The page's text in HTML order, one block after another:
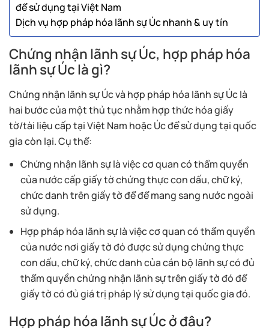
để sử dụng tại Việt Nam
Dịch vụ hợp pháp hóa lãnh sự Úc nhanh & uy tín
Chứng nhận lãnh sự Úc, hợp pháp hóa
lãnh sự Úc là gì?
Chứng nhận lãnh sự Úc và hợp pháp hóa lãnh sự Úc là
hai bước của một thủ tục nhằm hợp thức hóa giấy
tờ/tài liệu cấp tại Việt Nam hoặc Úc để sử dụng tại quốc
gia còn lại. Cụ thể:
Chứng nhận lãnh sự là việc cơ quan có thẩm quyền
của nước cấp giấy tờ chứng thực con dấu, chữ ký,
chức danh trên giấy tờ để để mang sang nước ngoài
sử dụng.
Hợp pháp hóa lãnh sự là việc cơ quan có thẩm quyền
của nước nơi giấy tờ đó được sử dụng chứng thực
con dấu, chữ ký, chức danh của cán bộ lãnh sự có đủ
thẩm quyền chứng nhận lãnh sự trên giấy tờ đó để
giấy tờ có đủ giá trị pháp lý sử dụng tại quốc gia đó.
Hợp pháp hóa lãnh sự Úc ở đâu?